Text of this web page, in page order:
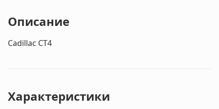
Описание
Cadillac CT4
Характеристики